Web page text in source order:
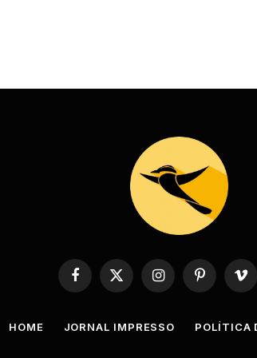
Facebook
X
(Twitter)
InstagramPinterest
HOME JORNAL IMPRESSO POLÍTICA